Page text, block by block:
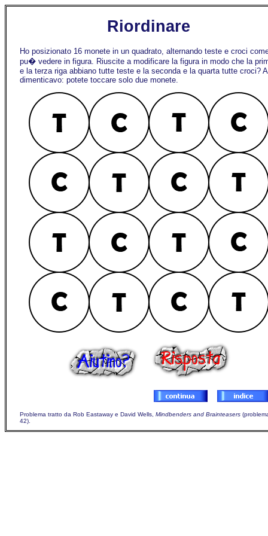
Riordinare
Ho posizionato 16 monete in un quadrato, alternando teste e croci
pu� vedere in figura. Riuscite a modificare la figura in modo che la
e la terza riga abbiano tutte teste e la seconda e la quarta tutte croci?
dimenticavo: potete toccare solo due monete.
Problema tratto da Rob Eastaway e David Wells, Mindbenders and Brainteasers
42).